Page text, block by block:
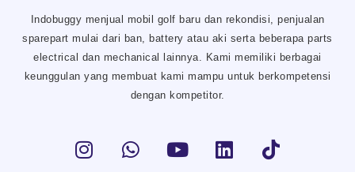
Indobuggy menjual mobil golf baru dan rekondisi, penjualan
sparepart mulai dari ban, battery atau aki serta beberapa parts
electrical dan mechanical lainnya. Kami memiliki berbagai
keunggulan yang membuat kami mampu untuk berkompetensi
dengan kompetitor.